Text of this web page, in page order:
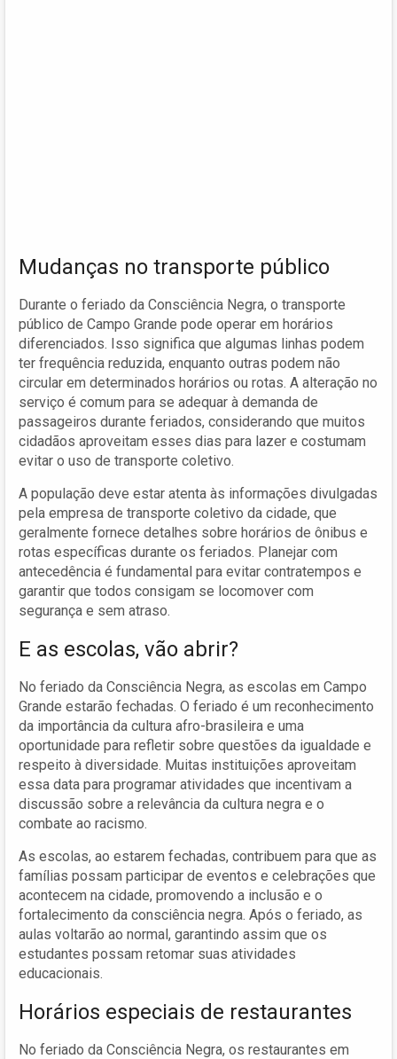
Mudanças no transporte público
Durante o feriado da Consciência Negra, o transporte
público de Campo Grande pode operar em horários
diferenciados. Isso significa que algumas linhas podem
ter frequência reduzida, enquanto outras podem não
circular em determinados horários ou rotas. A alteração no
serviço é comum para se adequar à demanda de
passageiros durante feriados, considerando que muitos
cidadãos aproveitam esses dias para lazer e costumam
evitar o uso de transporte coletivo.
A população deve estar atenta às informações divulgadas
pela empresa de transporte coletivo da cidade, que
geralmente fornece detalhes sobre horários de ônibus e
rotas específicas durante os feriados. Planejar com
antecedência é fundamental para evitar contratempos e
garantir que todos consigam se locomover com
segurança e sem atraso.
E as escolas, vão abrir?
No feriado da Consciência Negra, as escolas em Campo
Grande estarão fechadas. O feriado é um reconhecimento
da importância da cultura afro-brasileira e uma
oportunidade para refletir sobre questões da igualdade e
respeito à diversidade. Muitas instituições aproveitam
essa data para programar atividades que incentivam a
discussão sobre a relevância da cultura negra e o
combate ao racismo.
As escolas, ao estarem fechadas, contribuem para que as
famílias possam participar de eventos e celebrações que
acontecem na cidade, promovendo a inclusão e o
fortalecimento da consciência negra. Após o feriado, as
aulas voltarão ao normal, garantindo assim que os
estudantes possam retomar suas atividades
educacionais.
Horários especiais de restaurantes
No feriado da Consciência Negra, os restaurantes em